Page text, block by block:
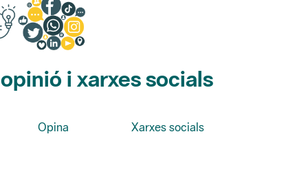
i xarxes socials
Opina Xarxes socials